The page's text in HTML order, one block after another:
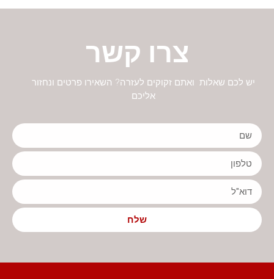
צרו קשר
יש לכם שאלות ואתם זקוקים לעזרה? השאירו פרטים ונחזור
אליכם
שלח